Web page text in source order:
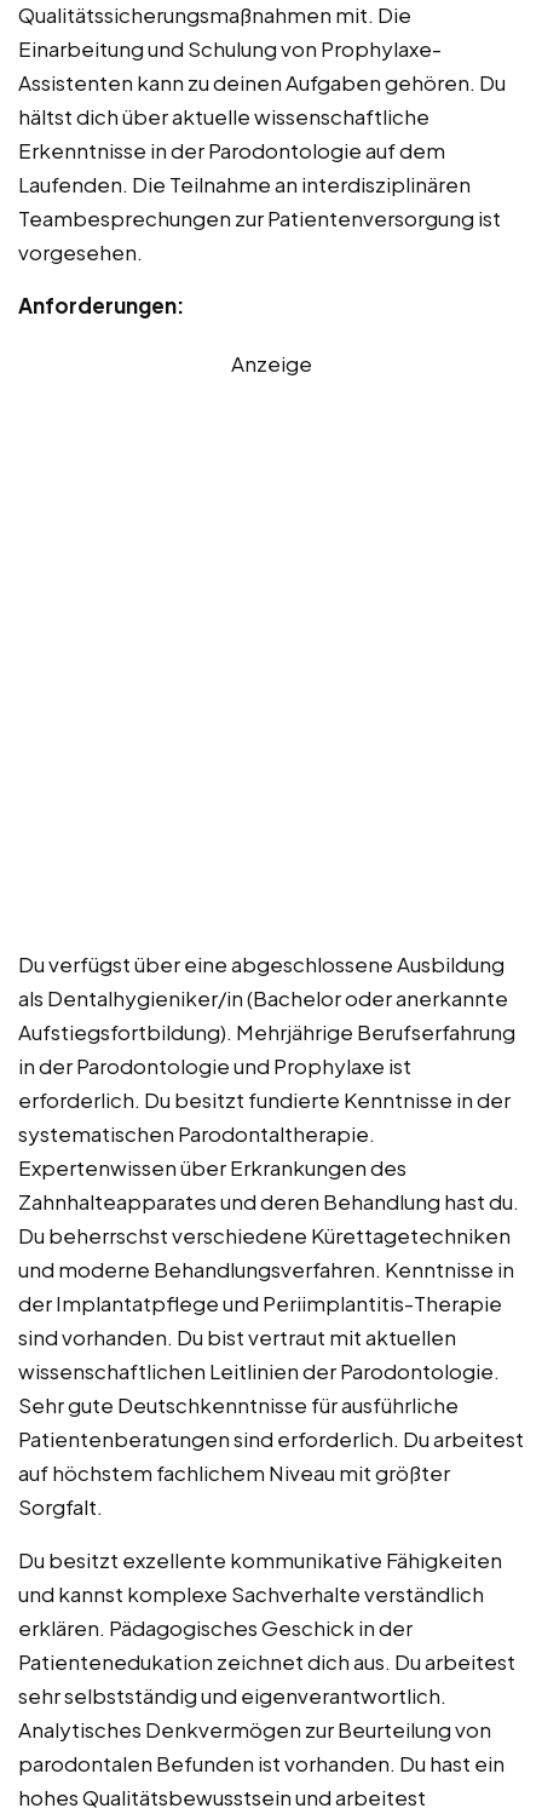
Qualitätssicherungsmaßnahmen mit. Die
Einarbeitung und Schulung von Prophylaxe-
Assistenten kann zu deinen Aufgaben gehören. Du
hältst dich über aktuelle wissenschaftliche
Erkenntnisse in der Parodontologie auf dem
Laufenden. Die Teilnahme an interdisziplinären
Teambesprechungen zur Patientenversorgung ist
vorgesehen.
Anforderungen:
Anzeige
Du verfügst über eine abgeschlossene Ausbildung
als Dentalhygieniker/in (Bachelor oder anerkannte
Aufstiegsfortbildung). Mehrjährige Berufserfahrung
in der Parodontologie und Prophylaxe ist
erforderlich. Du besitzt fundierte Kenntnisse in der
systematischen Parodontaltherapie.
Expertenwissen über Erkrankungen des
Zahnhalteapparates und deren Behandlung hast du.
Du beherrschst verschiedene Kürettagetechniken
und moderne Behandlungsverfahren. Kenntnisse in
der Implantatpflege und Periimplantitis-Therapie
sind vorhanden. Du bist vertraut mit aktuellen
wissenschaftlichen Leitlinien der Parodontologie.
Sehr gute Deutschkenntnisse für ausführliche
Patientenberatungen sind erforderlich. Du arbeitest
auf höchstem fachlichem Niveau mit größter
Sorgfalt.
Du besitzt exzellente kommunikative Fähigkeiten
und kannst komplexe Sachverhalte verständlich
erklären. Pädagogisches Geschick in der
Patientenedukation zeichnet dich aus. Du arbeitest
sehr selbstständig und eigenverantwortlich.
Analytisches Denkvermögen zur Beurteilung von
parodontalen Befunden ist vorhanden. Du hast ein
hohes Qualitätsbewusstsein und arbeitest